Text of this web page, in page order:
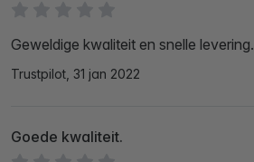
Geweldige kwaliteit en snelle levering.
Trustpilot, 31 jan 2022
Goede kwaliteit.